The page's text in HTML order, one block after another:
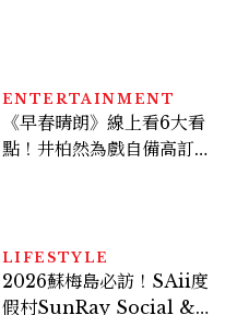
ENTERTAINMENT
《早春晴朗》線上看6大看
點！井柏然為戲自備高訂，
LIFESTYLE
2026蘇梅島必訪！SAii度
假村SunRay Social &